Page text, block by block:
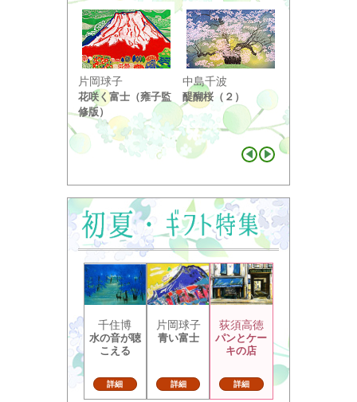
片岡球子
花咲く富士（雍子監
修版）
中島千波
醍醐桜（２）
り ...
千住博
水の音が聴
こえる
詳細
片岡球子
青い富士
詳細
荻須高徳
パンとケー
キの店
詳細